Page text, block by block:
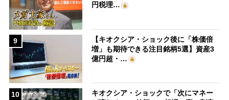
円税理…
9
【キオクシア・ショック後に「株価倍
増」も期待できる注目銘柄5選】資産3
億円超・…
10
キオクシア・ショックで「次にマネー